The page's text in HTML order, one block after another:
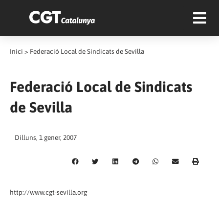
Inici > Federació Local de Sindicats de Sevilla
Federació Local de Sindicats
de Sevilla
Dilluns, 1 gener, 2007
http://www.cgt-sevilla.org